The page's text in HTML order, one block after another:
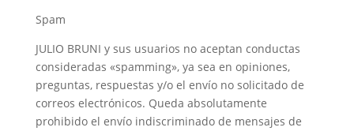
Spam
JULIO BRUNI y sus usuarios no aceptan conductas
consideradas «spamming», ya sea en opiniones,
preguntas, respuestas y/o el envío no solicitado de
correos electrónicos. Queda absolutamente
prohibido el envío indiscriminado de mensajes de